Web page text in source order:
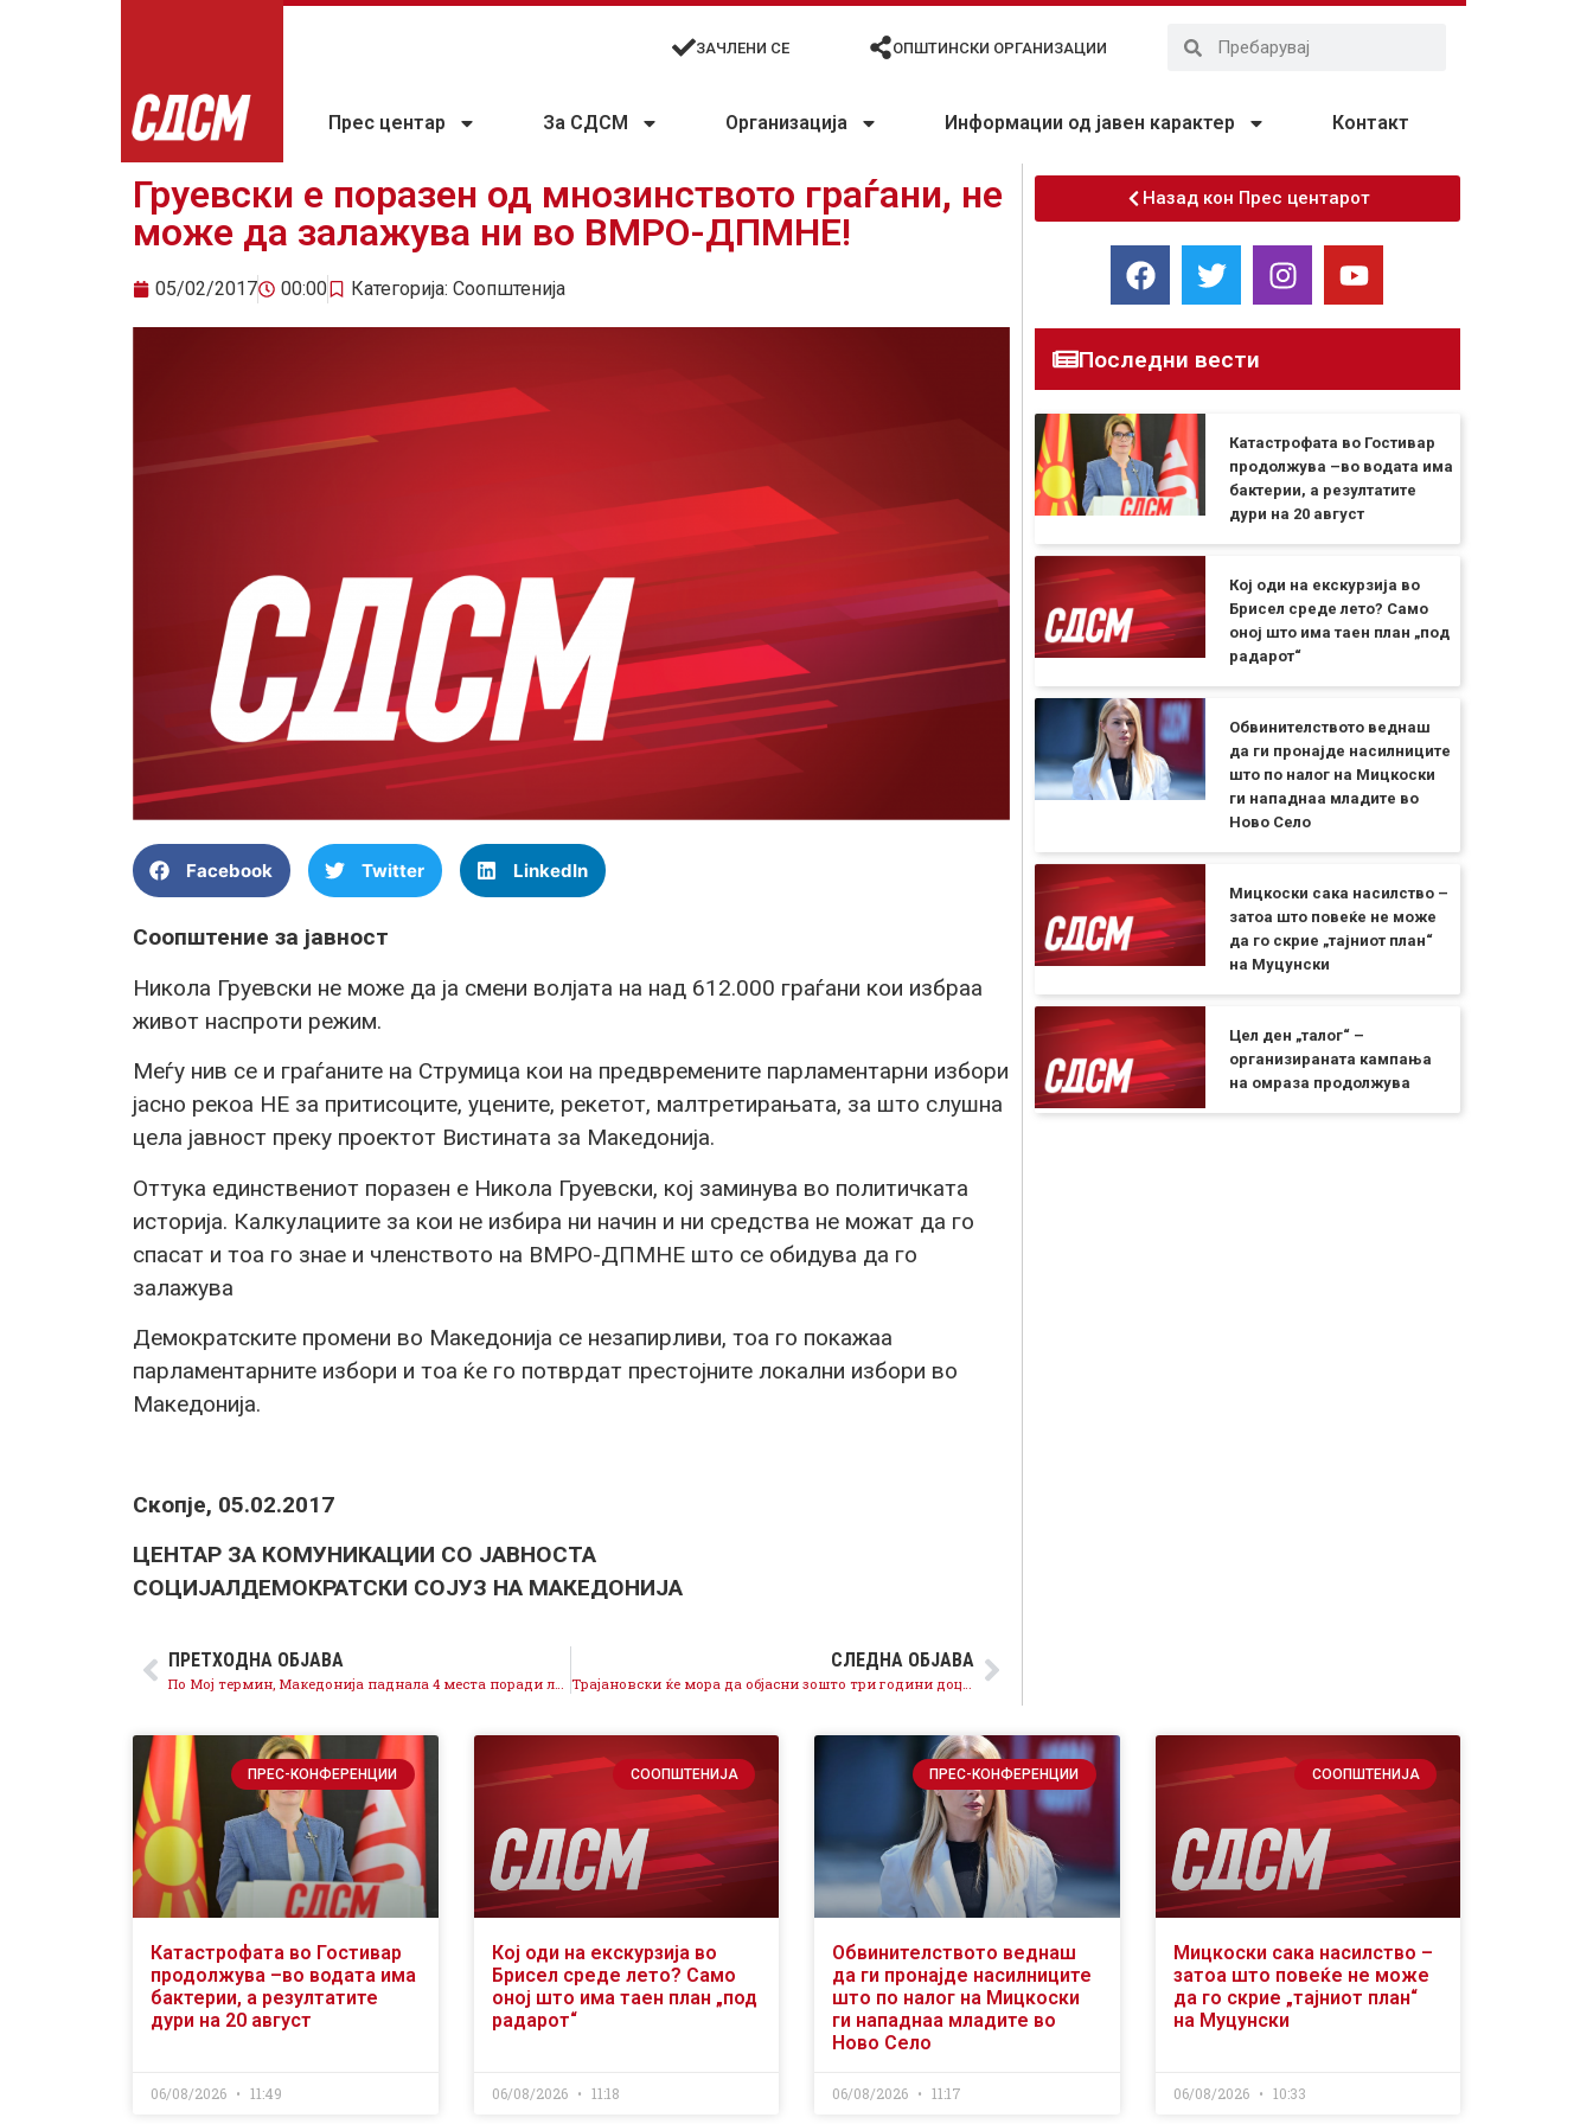
ЗАЧЛЕНИ СЕ ОПШТИНСКИ ОРГАНИЗАЦИИ
Прес центар За СДСМ Организација Информации од јавен карактер Контакт
Груевски е поразен од мнозинството граѓани, не
може да залажува ни во ВМРО-ДПМНЕ!
05/02/2017 00:00 Категорија: Соопштенија
Facebook Twitter LinkedIn
Соопштение за јавност
Никола Груевски не може да ја смени волјата на над 612.000 граѓани кои избраа
живот наспроти режим.
Меѓу нив се и граѓаните на Струмица кои на предвремените парламентарни избори
јасно рекоа НЕ за притисоците, уцените, рекетот, малтретирањата, за што слушна
цела јавност преку проектот Вистината за Македонија.
Оттука единствениот поразен е Никола Груевски, кој заминува во политичката
историја. Калкулациите за кои не избира ни начин и ни средства не можат да го
спасат и тоа го знае и членството на ВМРО-ДПМНЕ што се обидува да го
залажува
Демократските промени во Македонија се незапирливи, тоа го покажаа
парламентарните избори и тоа ќе го потврдат престојните локални избори во
Македонија.
Скопје, 05.02.2017
ЦЕНТАР ЗА КОМУНИКАЦИИ СО ЈАВНОСТА
СОЦИЈАЛДЕМОКРАТСКИ СОЈУЗ НА МАКЕДОНИЈА
ПРЕТХОДНА ОБЈАВА СЛЕДНА ОБЈАВА
Назад кон Прес центарот
Последни вести
Катастрофата во Гостивар
продолжува –во водата има
бактерии, а резултатите
дури на 20 август
Кој оди на екскурзија во
Брисел среде лето? Само
оној што има таен план „под
радарот“
Обвинителството веднаш
да ги пронајде насилниците
што по налог на Мицкоски
ги нападнаа младите во
Ново Село
Мицкоски сака насилство –
затоа што повеќе не може
да го скрие „тајниот план“
на Муцунски
Цел ден „талог“ –
организираната кампања
на омраза продолжува
ПРЕС-КОНФЕРЕНЦИИ
Катастрофата во Гостивар
продолжува –во водата има
бактерии, а резултатите
дури на 20 август
06/08/2026 11:49
СООПШТЕНИЈА
Кој оди на екскурзија во
Брисел среде лето? Само
оној што има таен план „под
радарот“
06/08/2026 11:18
ПРЕС-КОНФЕРЕНЦИИ
Обвинителството веднаш
да ги пронајде насилниците
што по налог на Мицкоски
ги нападнаа младите во
Ново Село
06/08/2026 11:17
СООПШТЕНИЈА
Мицкоски сака насилство –
затоа што повеќе не може
да го скрие „тајниот план“
на Муцунски
06/08/2026 10:33